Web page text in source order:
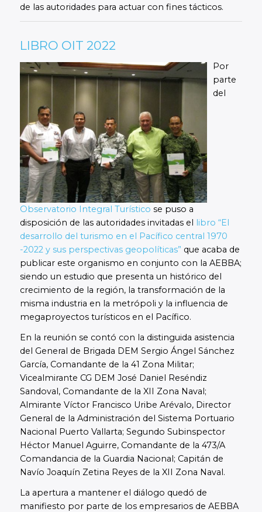
de las autoridades para actuar con fines tácticos.
LIBRO OIT 2022
Por
parte
del
Observatorio Integral Turístico se puso a
disposición de las autoridades invitadas el libro “El
desarrollo del turismo en el Pacífico central 1970
-2022 y sus perspectivas geopolíticas” que acaba de
publicar este organismo en conjunto con la AEBBA;
siendo un estudio que presenta un histórico del
crecimiento de la región, la transformación de la
misma industria en la metrópoli y la influencia de
megaproyectos turísticos en el Pacífico.
En la reunión se contó con la distinguida asistencia
del General de Brigada DEM Sergio Ángel Sánchez
García, Comandante de la 41 Zona Militar;
Vicealmirante CG DEM José Daniel Reséndiz
Sandoval, Comandante de la XII Zona Naval;
Almirante Víctor Francisco Uribe Arévalo, Director
General de la Administración del Sistema Portuario
Nacional Puerto Vallarta; Segundo Subinspector
Héctor Manuel Aguirre, Comandante de la 473/A
Comandancia de la Guardia Nacional; Capitán de
Navío Joaquín Zetina Reyes de la XII Zona Naval.
La apertura a mantener el diálogo quedó de
manifiesto por parte de los empresarios de AEBBA